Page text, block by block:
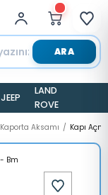
ARA
JEEP
LAND
ROVER
Kaporta Aksamı Kapı